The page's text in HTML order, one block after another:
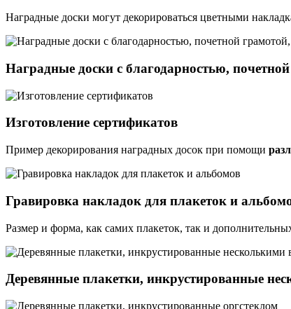
Наградные доски могут декорироваться цветными
Наградные доски с благодарностью,
Изготовление сертификатов
Пример декорирования наградных досок при помощи
Гравировка накладок для плакеток и
Размер и форма, как самих плакеток, так и
Деревянные плакетки, инкрустированные